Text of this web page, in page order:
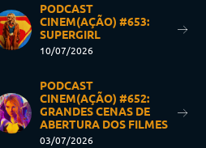
PODCAST
CINEM(AÇÃO) #653:
SUPERGIRL
10/07/2026
PODCAST
CINEM(AÇÃO) #652:
GRANDES CENAS DE
ABERTURA DOS FILMES
03/07/2026